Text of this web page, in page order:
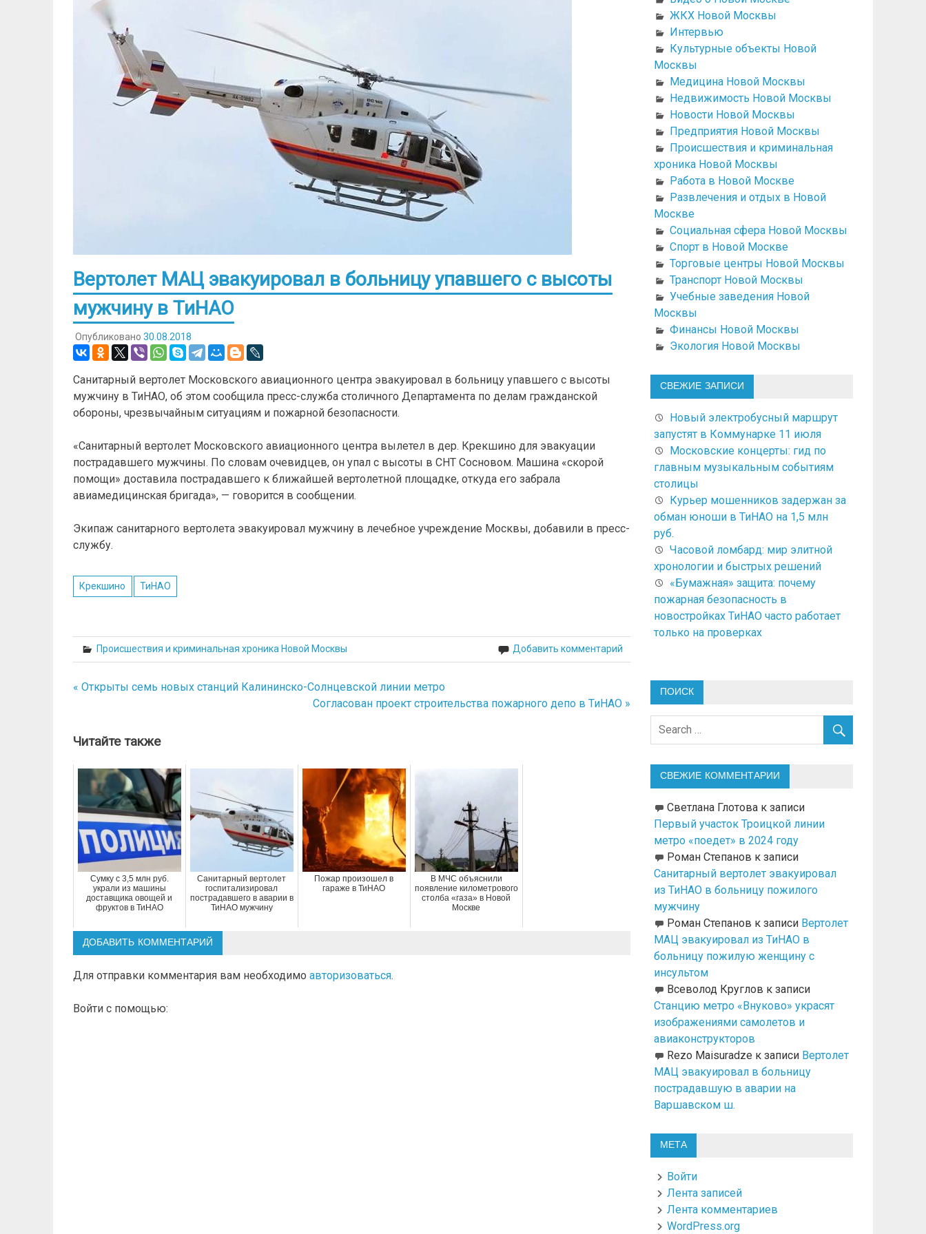
Вертолет МАЦ эвакуировал в больницу упавшего с высоты
мужчину в ТиНАО
Опубликовано 30.08.2018
Санитарный вертолет Московского авиационного центра эвакуировал в больницу упавшего с высоты
мужчину в ТиНАО, об этом сообщила пресс-служба столичного Департамента по делам гражданской
обороны, чрезвычайным ситуациям и пожарной безопасности.
«Санитарный вертолет Московского авиационного центра вылетел в дер. Крекшино для эвакуации
пострадавшего мужчины. По словам очевидцев, он упал с высоты в СНТ Сосновом. Машина «скорой
помощи» доставила пострадавшего к ближайшей вертолетной площадке, откуда его забрала
авиамедицинская бригада», — говорится в сообщении.
Экипаж санитарного вертолета эвакуировал мужчину в лечебное учреждение Москвы, добавили в пресс-
службу.
Крекшино ТиНАО
Происшествия и криминальная хроника Новой Москвы Добавить комментарий
Навигация
записям
« Открыты семь новых станций Калининско-Солнцевской линии метро
Согласован проект строительства пожарного депо в ТиНАО »
Читайте также
Сумку с 3,5 млн руб.
украли из машины
доставщика овощей и
фруктов в ТиНАО
Санитарный вертолет
госпитализировал
пострадавшего в аварии в
ТиНАО мужчину
Пожар произошел в
гараже в ТиНАО
В МЧС объяснили
появление километрового
столба «газа» в Новой
Москве
ДОБАВИТЬ КОММЕНТАРИЙ
Для отправки комментария вам необходимо авторизоваться.
Войти с помощью:
ЖКХ Новой Москвы
Интервью
Культурные объекты Новой
Москвы
Медицина Новой Москвы
Недвижимость Новой Москвы
Новости Новой Москвы
Предприятия Новой Москвы
Происшествия и криминальная
хроника Новой Москвы
Работа в Новой Москве
Развлечения и отдых в Новой
Москве
Социальная сфера Новой Москвы
Спорт в Новой Москве
Торговые центры Новой Москвы
Транспорт Новой Москвы
Учебные заведения Новой
Москвы
Финансы Новой Москвы
Экология Новой Москвы
СВЕЖИЕ ЗАПИСИ
Новый электробусный маршрут
запустят в Коммунарке 11 июля
Московские концерты: гид по
главным музыкальным событиям
столицы
Курьер мошенников задержан за
обман юноши в ТиНАО на 1,5 млн
руб.
Часовой ломбард: мир элитной
хронологии и быстрых решений
«Бумажная» защита: почему
пожарная безопасность в
новостройках ТиНАО часто работает
только на проверках
ПОИСК
СВЕЖИЕ КОММЕНТАРИИ
Светлана Глотовак записи
Первый участок Троицкой линии
метро «поедет» в 2024 году
Роман Степанов к записи
Санитарный вертолет эвакуировал
из ТиНАО в больницу пожилого
мужчину
Роман Степанов к записи Вертолет
МАЦ эвакуировал из ТиНАО в
больницу пожилую женщину с
инсультом
Всеволод Круглов к записи
Станцию метро «Внуково» украсят
изображениями самолетов и
авиаконструкторов
Rezo Maisuradze к записи Вертолет
МАЦ эвакуировал в больницу
пострадавшую в аварии на
Варшавском ш.
МЕТА
Войти
Лента записей
Лента комментариев
WordPress.org